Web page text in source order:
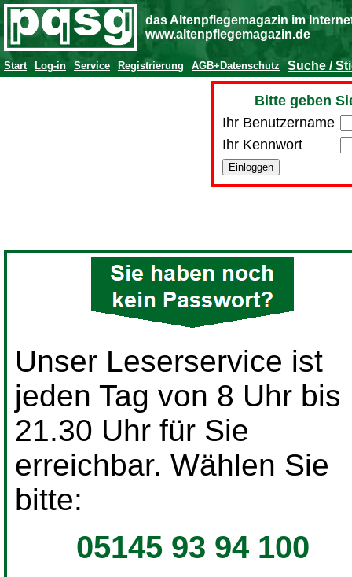
das Altenpflegemagazin im
www.altenpflegemagazin.de
Start Log-in Service Registrierung AGB+Datenschutz Suche /
Bitte geben
Ihr Benutzername
Ihr Kennwort
Unser Leserservice ist
jeden Tag von 8 Uhr bis
21.30 Uhr für Sie
erreichbar. Wählen Sie
bitte:
05145 93 94 100